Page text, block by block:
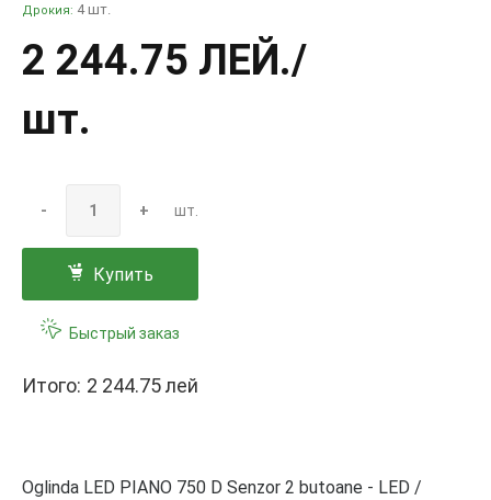
Дрокия: 4 шт.
2 244.75 ЛЕЙ./
шт.
- + шт.
Купить
Быстрый заказ
Итого: 2 244.75 лей
Oglinda LED PIANO 750 D Senzor 2 butoane - LED /